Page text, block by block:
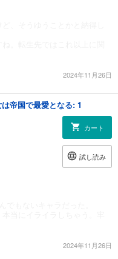
2024年11月26日
帝国で最愛となる: 1
カート
試し読み
2024年11月26日